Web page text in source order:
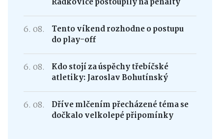
6. 08.
Tento víkend rozhodne o postupu
do play-off
6. 08.
Kdo stojí za úspěchy třebíčské
atletiky: Jaroslav Bohutínský
6. 08.
Dříve mlčením přecházené téma se
dočkalo velkolepé připomínky